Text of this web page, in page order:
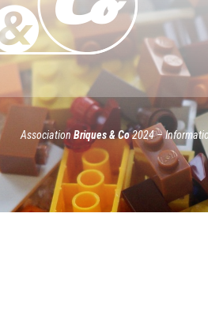
AssociationBriques & Co2024 –